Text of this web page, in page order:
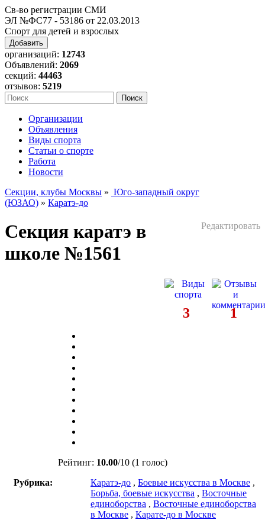
Св-во регистрации СМИ
ЭЛ №ФС77 - 53186 от 22.03.2013
Спорт для детей и взрослых
Добавить
организаций: 12743
Объявлений: 2069
секций: 44463
отзывов: 5219
Организации
Объявления
Виды спорта
Статьи о спорте
Работа
Новости
Секции, клубы Москвы » Юго-западный округ
(ЮЗАО) » Каратэ-до
Редактировать
Секция каратэ в
школе №1561
1
3
Рейтинг: 10.00/10 (1 голос)
Рубрика:
Каратэ-до , Боевые искусства в Москве ,
Борьба, боевые искусства , Восточные
единоборства , Восточные единоборства
в Москве , Карате-до в Москве